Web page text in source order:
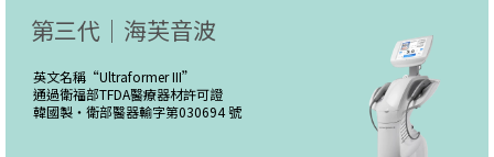
第三代｜海芙音波
英文名稱“Ultraformer III”
通過衛福部TFDA醫療器材許可證
韓國製・ 衛部醫器輸字第030694 號